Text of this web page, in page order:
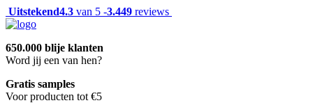
Uitstekend4.3 van 5 -3.449 reviews
650.000 blije klanten
Word jij een van hen?
Gratis samples
Voor producten tot €5